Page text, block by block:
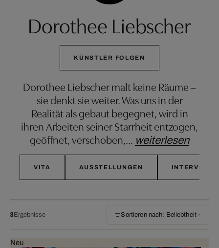
Dorothee Liebscher
KÜNSTLER FOLGEN
Dorothee Liebscher malt keine Räume –
sie denkt sie weiter. Was uns in der
Realität als gebaut begegnet, wird in
ihren Arbeiten seiner Starrheit entzogen,
geöffnet, verschoben,… weiterlesen
VITA AUSSTELLUNGEN INTERVIEW
3Ergebnisse Sortieren nach: Beliebtheit
Neu